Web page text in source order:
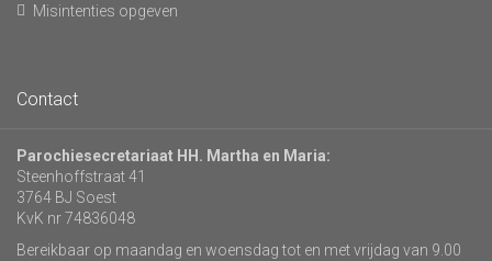
Misintenties opgeven
Contact
Parochiesecretariaat HH. Martha en Maria:
Steenhoffstraat 41
3764 BJ Soest
KvK nr 74836048
Bereikbaar op maandag en woensdag tot en met vrijdag van 9.00